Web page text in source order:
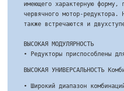
имеющего характерную
червячного мотор-редуктора.
также встречаются и
ВЫСОКАЯ МОДУЛЯРНОСТЬ
• Редукторы приспособлены
ВЫСОКАЯ УНИВЕРСАЛЬНОСТЬ
• Широкий диапазон